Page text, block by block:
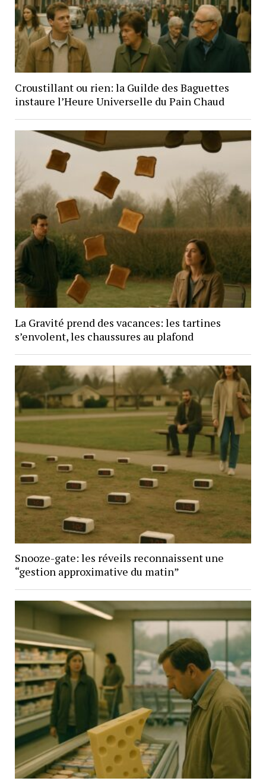
Croustillant ou rien: la Guilde des Baguettes
instaure l’Heure Universelle du Pain Chaud
La Gravité prend des vacances: les tartines
s’envolent, les chaussures au plafond
Snooze-gate: les réveils reconnaissent une
“gestion approximative du matin”